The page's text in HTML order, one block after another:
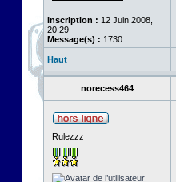
Inscription : 12 Juin 2008,
20:29
Message(s) : 1730
Haut
norecess464
Rulezzz